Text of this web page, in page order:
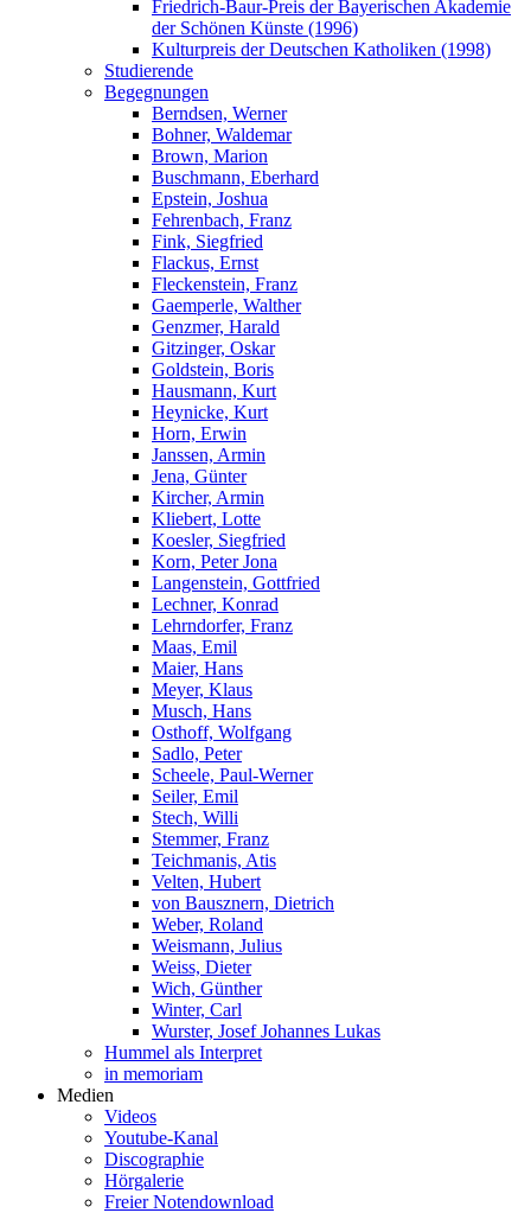
Friedrich-Baur-Preis der Bayerischen Akademie
der Schönen Künste (1996)
Kulturpreis der Deutschen Katholiken (1998)
Studierende
Begegnungen
Berndsen, Werner
Bohner, Waldemar
Brown, Marion
Buschmann, Eberhard
Epstein, Joshua
Fehrenbach, Franz
Fink, Siegfried
Flackus, Ernst
Fleckenstein, Franz
Gaemperle, Walther
Genzmer, Harald
Gitzinger, Oskar
Goldstein, Boris
Hausmann, Kurt
Heynicke, Kurt
Horn, Erwin
Janssen, Armin
Jena, Günter
Kircher, Armin
Kliebert, Lotte
Koesler, Siegfried
Korn, Peter Jona
Langenstein, Gottfried
Lechner, Konrad
Lehrndorfer, Franz
Maas, Emil
Maier, Hans
Meyer, Klaus
Musch, Hans
Osthoff, Wolfgang
Sadlo, Peter
Scheele, Paul-Werner
Seiler, Emil
Stech, Willi
Stemmer, Franz
Teichmanis, Atis
Velten, Hubert
von Bausznern, Dietrich
Weber, Roland
Weismann, Julius
Weiss, Dieter
Wich, Günther
Winter, Carl
Wurster, Josef Johannes Lukas
Hummel als Interpret
in memoriam
Medien
Videos
Youtube-Kanal
Discographie
Hörgalerie
Freier Notendownload